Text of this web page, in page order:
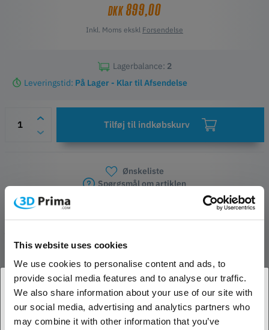
This website uses cookies
We use cookies to personalise content and ads, to
provide social media features and to analyse our traffic.
We also share information about your use of our site with
our social media, advertising and analytics partners who
may combine it with other information that you’ve
DKK899,00
Inkl. Moms ekskl Forsendelse
Lagerbalance: 2
Leveringstid: På Lager - Klar til Afsendelse
Tilføj til indkøbskurv
Ønskeliste
Spørgsmål om artiklen
Producent- og sikkerhedskontakter
ANMELDELSER
1. Er du erhvervskunde eller privatkunde?